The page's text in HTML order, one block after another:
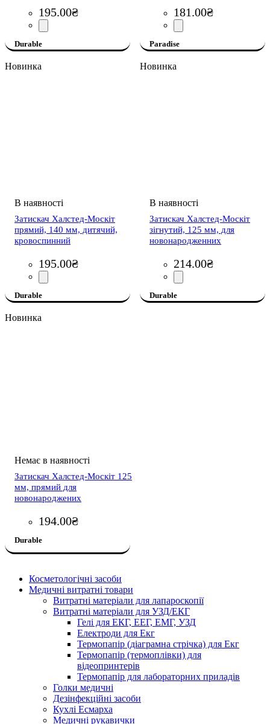
195.00₴
Durable
181.00₴
Paradise
Новинка
Затискач Халстед-Москіт
прямий, 140 мм, дитячий,
кровоспинний
195.00₴
Durable
Новинка
Затискач Халстед-Москіт
зігнутий, 125 мм, для
новонародженних
214.00₴
Durable
Новинка
Затискач Халстед-Москіт 125
мм, прямий для
новонароджених
194.00₴
Durable
Косметологічні засоби
Медичні витратні товари
Витратні матеріали для лапароскопії
Витратні матеріали для УЗД/ЕКГ
Гелі для ЕКГ, ЕЕГ, ЕМГ, УЗД
Електроди для Екг
Термопапір (діаграмна стрічка) для Екг
Термопапір (термоплівки) для
відеопринтерів
Термопапір для лабораторних приладів
Голки медичні
Дезінфекційні засоби
Кухлі Есмарха
Медичні рукавички